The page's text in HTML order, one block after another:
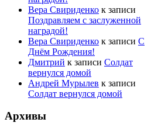
Вера Свириденко к записи
Поздравляем с заслуженной
наградой!
Вера Свириденко к записи С
Днём Рождения!
Дмитрий к записи Солдат
вернулся домой
Андрей Мурылев к записи
Солдат вернулся домой
Архивы